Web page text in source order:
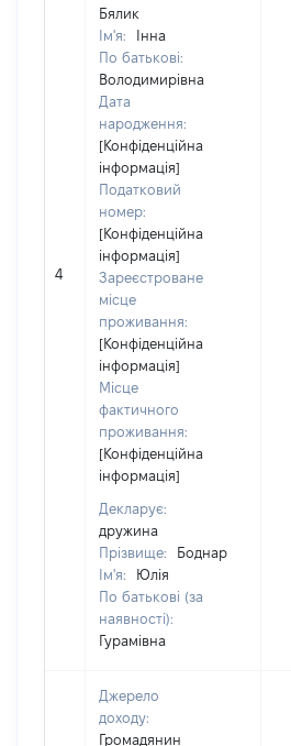
4
Бялик
Ім'я:
Інна
По батькові:
Володимирівна
Дата
народження:
[Конфіденційна
інформація]
Податковий
номер:
[Конфіденційна
інформація]
Зареєстроване
місце
проживання:
[Конфіденційна
інформація]
Місце
фактичного
проживання:
[Конфіденційна
інформація]
Декларує:
дружина
Прізвище:
Боднар
Ім'я:
Юлія
По батькові (за
наявності):
Гурамівна
Джерело
доходу:
Громадянин